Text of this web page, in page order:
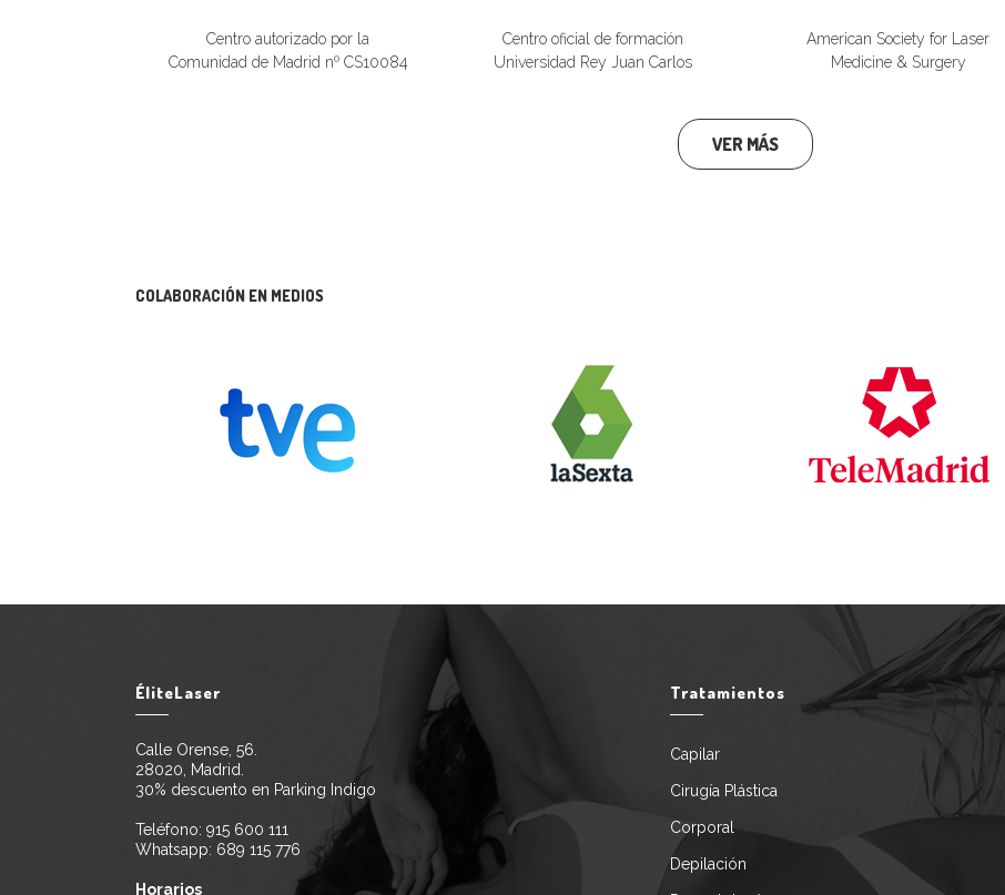
Centro autorizado por la
Comunidad de Madrid nº CS10084
Centro oficial de formación
Universidad Rey Juan Carlos
American Society for Laser
Medicine & Surgery
VER MÁS
COLABORACIÓN EN MEDIOS
ÉliteLaser
Calle Orense, 56.
28020, Madrid.
30% descuento en Parking Indigo
Teléfono: 915 600 111
Whatsapp: 689 115 776
Horarios
Tratamientos
Capilar
Cirugía Plástica
Corporal
Depilación